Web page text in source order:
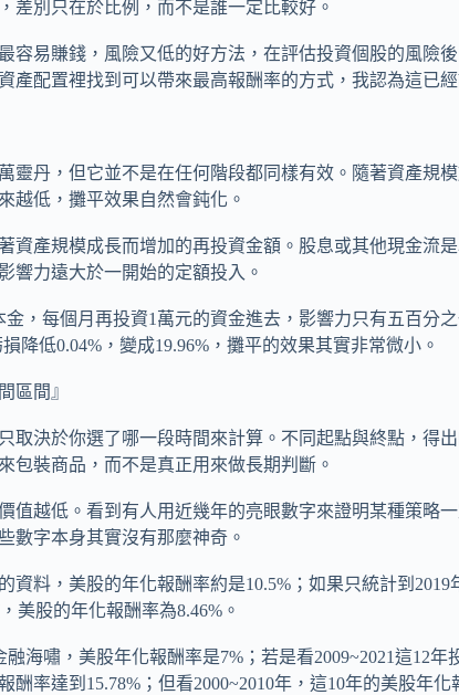
差別只在於比例，而不是誰一定比較好。
容易賺錢，風險又低的好方法，在評估投資個股的風險
產配置裡找到可以帶來最高報酬率的方式，我認為這已
靈丹，但它並不是在任何階段都同樣有效。隨著資產規
越低，攤平效果自然會鈍化。
資產規模成長而增加的再投資金額。股息或其他現金流
響力遠大於一開始的定額投入。
，每個月再投資1萬元的資金進去，影響力只有五百分
降低0.04%，變成19.96%，攤平的效果其實非常微小。
區間』
取決於你選了哪一段時間來計算。不同起點與終點，得
包裝商品，而不是真正用來做長期判斷。
值越低。看到有人用近幾年的亮眼數字來證明某種策略
數字本身其實沒有那麼神奇。
資料，美股的年化報酬率約是10.5%；如果只統計到
美股的年化報酬率為8.46%。
海嘯，美股年化報酬率是7%；若是看2009~2021這12年
率達到15.78%；但看2000~2010年，這10年的美股年化